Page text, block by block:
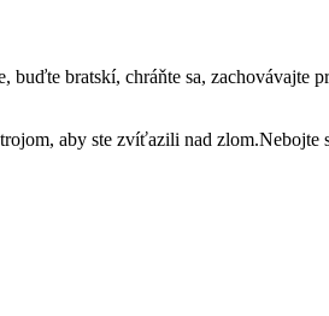
buďte bratskí, chráňte sa,
aby ste zvíťazili nad